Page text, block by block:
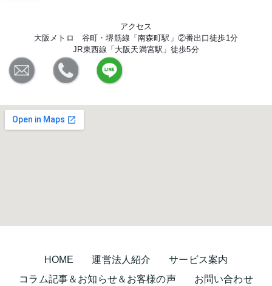
アクセス
大阪メトロ 谷町・堺筋線「南森町駅」②番出口徒歩1分
JR東西線「大阪天満宮駅」徒歩5分
HOME 運営法人紹介
サービス案内
コラム記事＆お知らせ＆お客様の声
お問い合わせ